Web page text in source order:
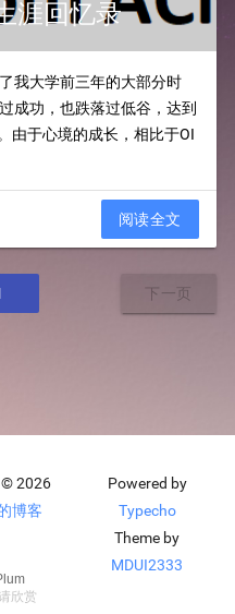
涯回忆录
我大学前三年的大部分时
成功，也跌落过低谷，达到
由于心境的成长，相比于OI
阅读全文
下一页
欣赏
2026
博客
Powered by
Typecho
Theme by
MDUI2333